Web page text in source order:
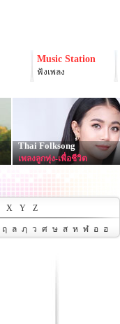
Music Station
ฟังเพลง
Thai Folksong
เพลงลูกทุ่ง-เพื่อชีวิต
X Y Z
ฤ ล ฦ ว ศ ษ ส ห ฬ อ ฮ